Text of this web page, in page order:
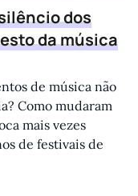
dos
da música
de música não
Como mudaram
mais vezes